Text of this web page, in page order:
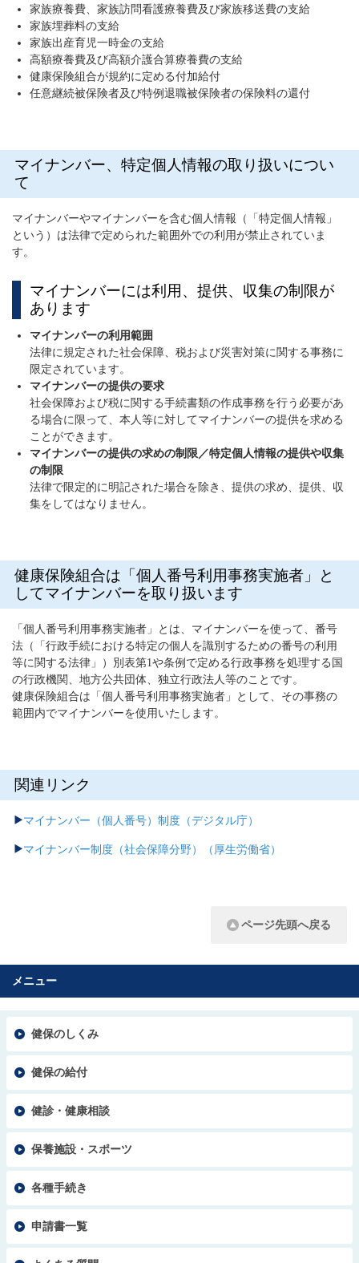
家族療養費、家族訪問看護療養費及び家族移送費の支給
家族埋葬料の支給
家族出産育児一時金の支給
高額療養費及び高額介護合算療養費の支給
健康保険組合が規約に定める付加給付
任意継続被保険者及び特例退職被保険者の保険料の還付
マイナンバー、特定個人情報の取り扱いについ
て
マイナンバーやマイナンバーを含む個人情報（「特定個人情報」
という）は法律で定められた範囲外での利用が禁止されていま
す。
マイナンバーには利用、提供、収集の制限が
あります
マイナンバーの利用範囲
法律に規定された社会保障、税および災害対策に関する事務に
限定されています。
マイナンバーの提供の要求
社会保障および税に関する手続書類の作成事務を行う必要があ
る場合に限って、本人等に対してマイナンバーの提供を求める
ことができます。
マイナンバーの提供の求めの制限／特定個人情報の提供や収集
の制限
法律で限定的に明記された場合を除き、提供の求め、提供、収
集をしてはなりません。
健康保険組合は「個人番号利用事務実施者」と
してマイナンバーを取り扱います
「個人番号利用事務実施者」とは、マイナンバーを使って、番号
法（「行政手続における特定の個人を識別するための番号の利用
等に関する法律」）別表第1や条例で定める行政事務を処理する国
の行政機関、地方公共団体、独立行政法人等のことです。
健康保険組合は「個人番号利用事務実施者」として、その事務の
範囲内でマイナンバーを使用いたします。
関連リンク
マイナンバー（個人番号）制度（デジタル庁）
マイナンバー制度（社会保障分野）（厚生労働省）
ページ先頭へ戻る
メニュー
健保のしくみ
健保の給付
健診・健康相談
保養施設・スポーツ
各種手続き
申請書一覧